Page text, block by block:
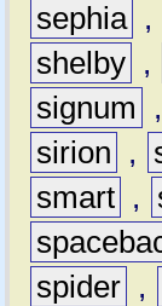
sephia ,
shelby ,
signum
,
sirion
,
smart ,
spider ,